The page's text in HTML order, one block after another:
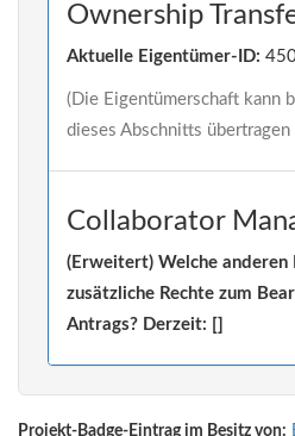
Ownership
Aktuelle Eigentümer-ID:
(Die Eigentümerschaft kann
dieses Abschnitts übertragen
Collaborator
(Erweitert) Welche anderen
zusätzliche Rechte zum
Antrags? Derzeit: []
Projekt-Badge-Eintrag im Besitz von: